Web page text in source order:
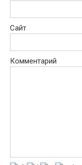
Сайт
Комментарий